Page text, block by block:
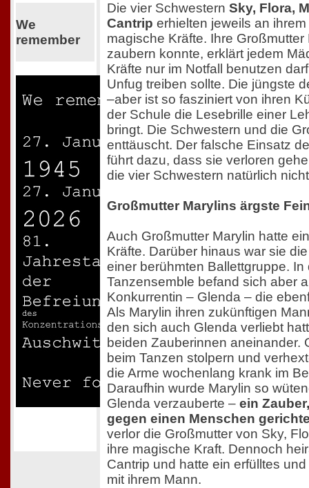
We
remember
Die vier Schwestern Sky, Flora,
Cantrip erhielten jeweils an
magische Kräfte. Ihre
zaubern konnte, erklärt jedem
Kräfte nur im Notfall benutzen
Unfug treiben sollte. Die jüngste
–aber ist so fasziniert von ihren
der Schule die Lesebrille einer
bringt. Die Schwestern und die
enttäuscht. Der falsche Einsatz
führt dazu, dass sie verloren
die vier Schwestern natürlich
Großmutter Marylins ärgste
Auch Großmutter Marylin hatte
Kräfte. Darüber hinaus war sie
einer berühmten Ballettgruppe. In
Tanzensemble befand sich aber
Konkurrentin – Glenda – die
Als Marylin ihren zukünftigen
den sich auch Glenda verliebt
beiden Zauberinnen aneinander.
beim Tanzen stolpern und
die Arme wochenlang krank im
Daraufhin wurde Marylin so
Glenda verzauberte – ein
gegen einen Menschen
verlor die Großmutter von Sky,
ihre magische Kraft. Dennoch
Cantrip und hatte ein erfülltes
mit ihrem Mann.